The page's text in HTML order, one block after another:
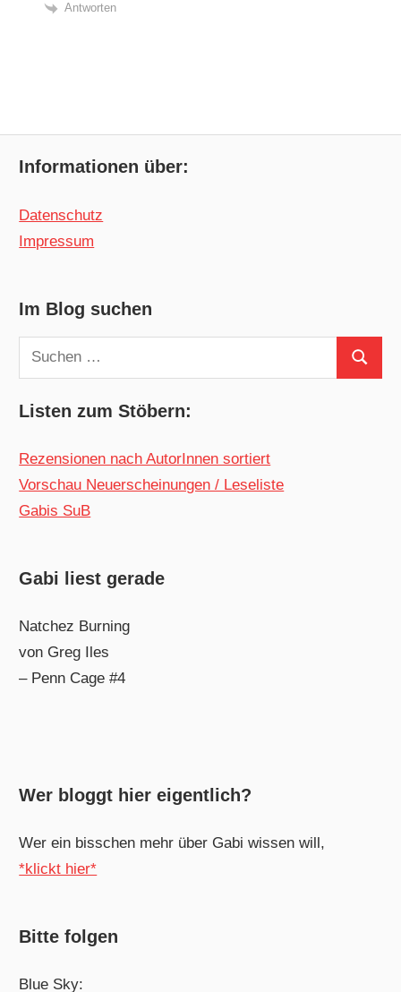
Antworten
Informationen über:
Datenschutz
Impressum
Im Blog suchen
Suchen
nach:
Suchen
Listen zum Stöbern:
Rezensionen nach AutorInnen sortiert
Vorschau Neuerscheinungen / Leseliste
Gabis SuB
Gabi liest gerade
Natchez Burning
von Greg Iles
– Penn Cage #4
Wer bloggt hier eigentlich?
Wer ein bisschen mehr über Gabi wissen will,
*klickt hier*
Bitte folgen
Blue Sky: